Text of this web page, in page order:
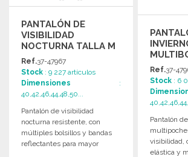
PANTALÓN DE
VISIBILIDAD
NOCTURNA TALLA M
Ref.37-47967
Stock : 9 227 artículos
Dimensiones :
40,42,46,44,48,50...
Pantalón de visibilidad
nocturna resistente, con
múltiples bolsillos y bandas
reflectantes para mayor
G/M²
Ref.37-
Stock : 6
Pantalón
visibilidad,
elástica y